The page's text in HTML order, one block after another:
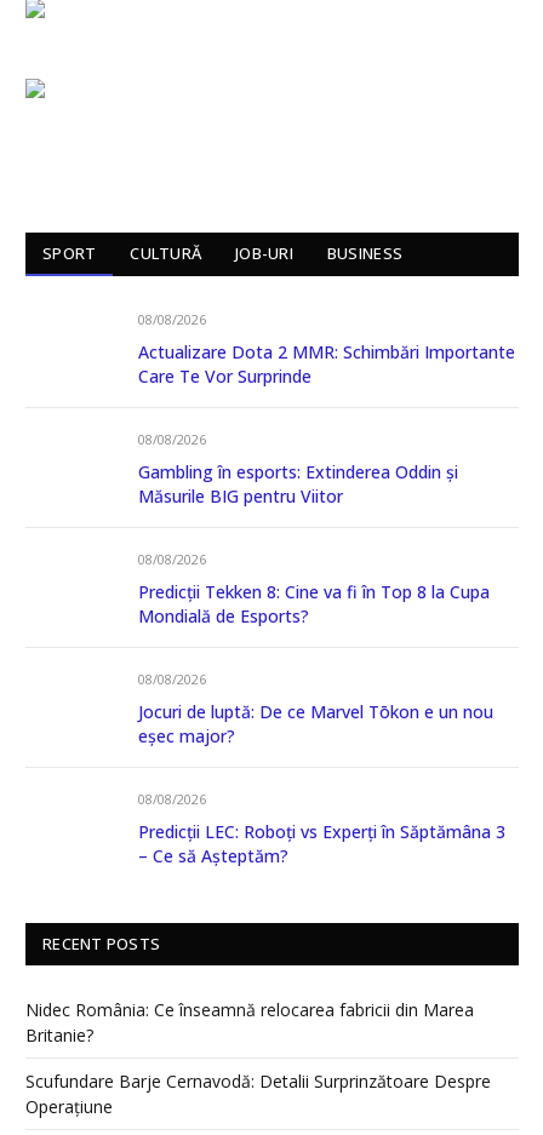
SPORT CULTURĂ JOB-URI BUSINESS
08/08/2026
Actualizare Dota 2 MMR: Schimbări Importante
Care Te Vor Surprinde
08/08/2026
Gambling în esports: Extinderea Oddin și
Măsurile BIG pentru Viitor
08/08/2026
Predicții Tekken 8: Cine va fi în Top 8 la Cupa
Mondială de Esports?
08/08/2026
Jocuri de luptă: De ce Marvel Tōkon e un nou
eșec major?
08/08/2026
Predicții LEC: Roboți vs Experți în Săptămâna 3
– Ce să Așteptăm?
RECENT POSTS
Nidec România: Ce înseamnă relocarea fabricii din Marea
Britanie?
Scufundare Barje Cernavodă: Detalii Surprinzătoare Despre
Operațiune